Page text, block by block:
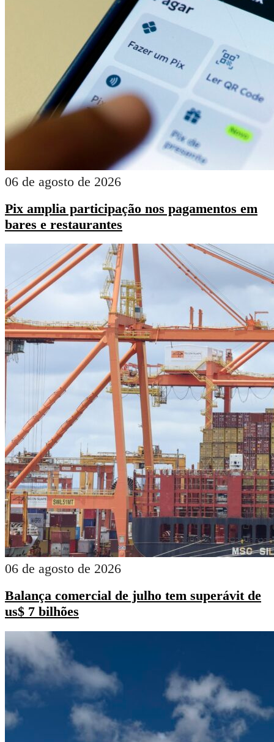
06 de agosto de 2026
Pix amplia participação nos pagamentos em
bares e restaurantes
06 de agosto de 2026
Balança comercial de julho tem superávit de
us$ 7 bilhões